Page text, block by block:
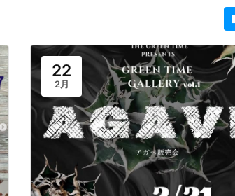
22
2月